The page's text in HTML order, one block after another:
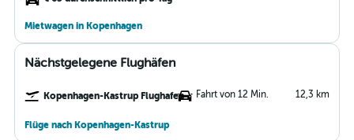
Mietwagen in Kopenhagen
Nächstgelegene Flughäfen
Kopenhagen-Kastrup Flughafen Fahrt von 12 Min. 12,3 km
Flüge nach Kopenhagen-Kastrup